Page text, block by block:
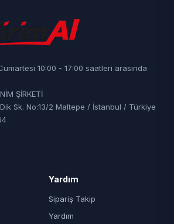
10:00 - 17:00 saatleri arasında
ŞİRKETİ
Sk. No:13/2 Maltepe / İstanbul / Türkiye
Yardım
Sipariş Takip
Yardım